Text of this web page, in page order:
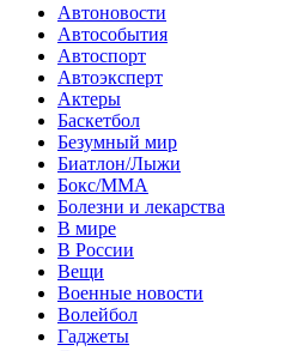
Автоновости
Автособытия
Автоспорт
Автоэксперт
Актеры
Баскетбол
Безумный мир
Биатлон/Лыжи
Бокс/MMA
Болезни и лекарства
В мире
В России
Вещи
Военные новости
Волейбол
Гаджеты